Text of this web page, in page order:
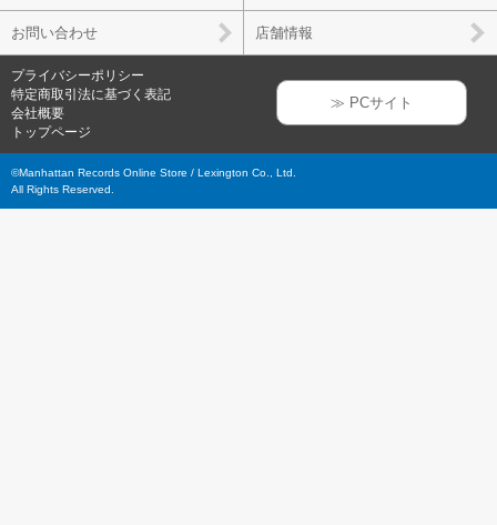
お問い合わせ 店舗情報
プライバシーポリシー
特定商取引法に基づく表記
会社概要
トップページ
≫ PCサイト
©Manhattan Records Online Store / Lexington Co., Ltd.
All Rights Reserved.